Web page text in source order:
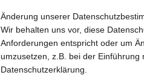
Änderung unserer
Wir behalten uns vor, diese
Anforderungen entspricht oder um
umzusetzen, z.B. bei der
Datenschutzerklärung.